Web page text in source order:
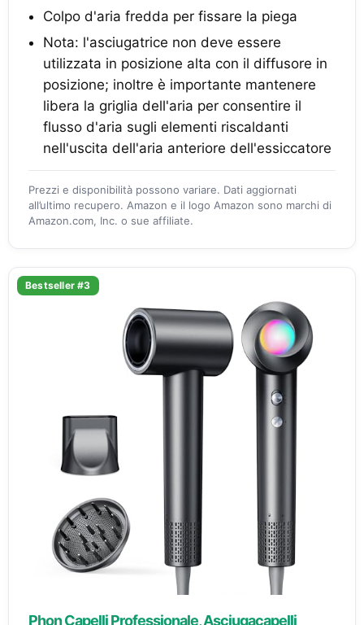
Colpo d'aria fredda per fissare la piega
Nota: l'asciugatrice non deve essere
utilizzata in posizione alta con il diffusore in
posizione; inoltre è importante mantenere
libera la griglia dell'aria per consentire il
flusso d'aria sugli elementi riscaldanti
nell'uscita dell'aria anteriore dell'essiccatore
Prezzi e disponibilità possono variare. Dati aggiornati
all’ultimo recupero. Amazon e il logo Amazon sono marchi di
Amazon.com, Inc. o sue affiliate.
Bestseller #3
Phon Capelli Professionale, Asciugacapelli